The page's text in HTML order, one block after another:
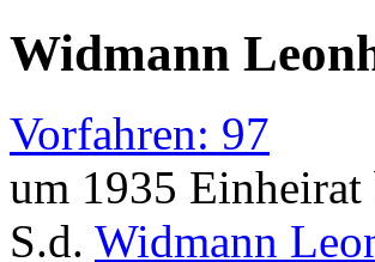
Widmann
Vorfahren: 97
um 1935
S.d. Widmann